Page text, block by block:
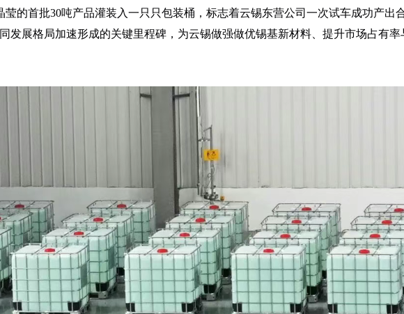
的首批30吨产品灌装入一只只包装桶，标志着云锡东营公司一次试车成功产出
发展格局加速形成的关键里程碑，为云锡做强做优锡基新材料、提升市场占有率